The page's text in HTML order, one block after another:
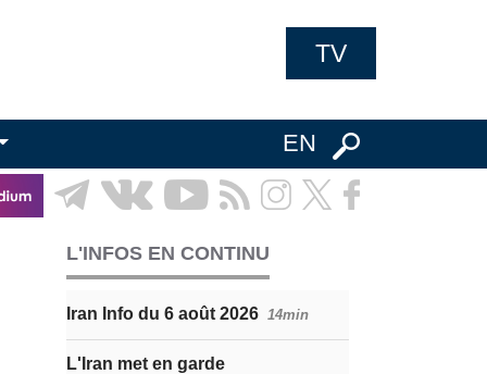
TV
EN
L'INFOS EN CONTINU
Iran Info du 6 août 2026 14min
L'Iran met en garde